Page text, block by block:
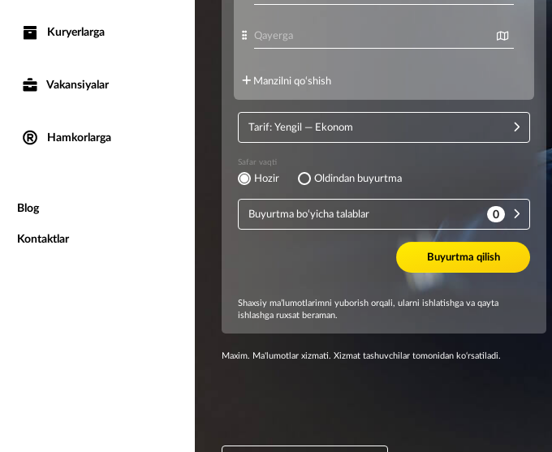
Kuryerlarga
Vakansiyalar
Hamkorlarga
Blog
Kontaktlar
Maxim. Ma'lumotlar xizmati. Xizmat tashuvchilar tomonidan ko‘rsatiladi.